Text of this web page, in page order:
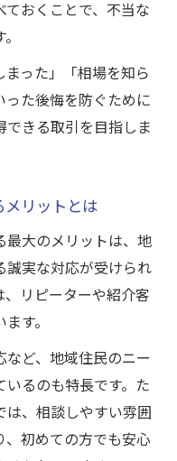
おくことで、不当な
まった」「相場を知ら
た後悔を防ぐために
きる取引を目指しま
リットとは
最大のメリットは、地
誠実な対応が受けられ
リピーターや紹介客
す。
ど、地域住民のニー
るのも特長です。た
、相談しやすい雰囲
初めての方でも安心